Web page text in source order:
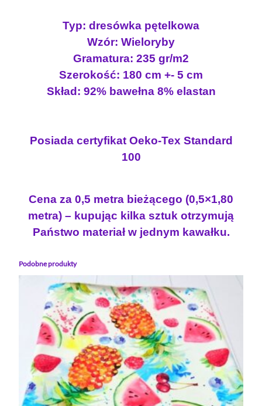
Typ: dresówka pętelkowa
Wzór: Wieloryby
Gramatura: 235 gr/m2
Szerokość: 180 cm +- 5 cm
Skład: 92% bawełna 8% elastan
Posiada certyfikat Oeko-Tex Standard
100
Cena za 0,5 metra bieżącego (0,5×1,80
metra) – kupując kilka sztuk otrzymują
Państwo materiał w jednym kawałku.
Podobne produkty